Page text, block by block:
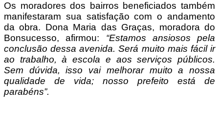
Os moradores dos bairros beneficiados também
manifestaram sua satisfação com o andamento
da obra. Dona Maria das Graças, moradora do
Bonsucesso, afirmou: “Estamos ansiosos pela
conclusão dessa avenida. Será muito mais fácil ir
ao trabalho, à escola e aos serviços públicos.
Sem dúvida, isso vai melhorar muito a nossa
qualidade de vida; nosso prefeito está de
parabéns”.